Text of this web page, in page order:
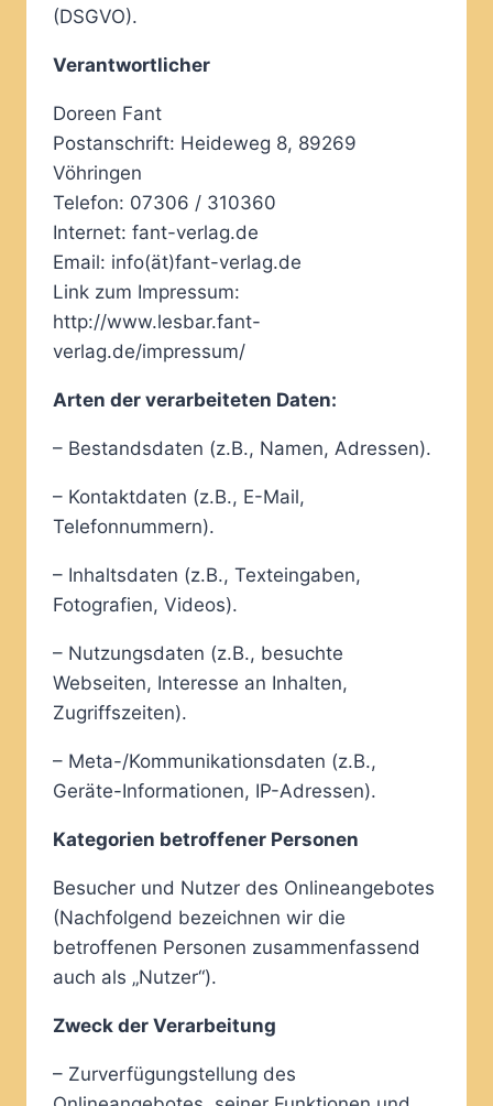
(DSGVO).
Verantwortlicher
Doreen Fant
Postanschrift: Heideweg 8, 89269
Vöhringen
Telefon: 07306 / 310360
Internet: fant-verlag.de
Email: info(ät)fant-verlag.de
Link zum Impressum:
http://www.lesbar.fant-
verlag.de/impressum/
Arten der verarbeiteten Daten:
– Bestandsdaten (z.B., Namen, Adressen).
– Kontaktdaten (z.B., E-Mail,
Telefonnummern).
– Inhaltsdaten (z.B., Texteingaben,
Fotografien, Videos).
– Nutzungsdaten (z.B., besuchte
Webseiten, Interesse an Inhalten,
Zugriffszeiten).
– Meta-/Kommunikationsdaten (z.B.,
Geräte-Informationen, IP-Adressen).
Kategorien betroffener Personen
Besucher und Nutzer des Onlineangebotes
(Nachfolgend bezeichnen wir die
betroffenen Personen zusammenfassend
auch als „Nutzer“).
Zweck der Verarbeitung
– Zurverfügungstellung des